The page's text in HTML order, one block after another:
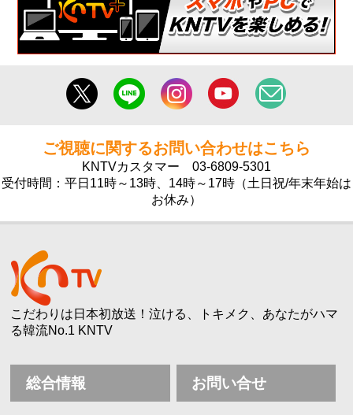
ご視聴に関するお問い合わせはこちら
KNTVカスタマー 03-6809-5301
受付時間：平日11時～13時、14時～17時（土日祝/年末年始は
お休み）
こだわりは日本初放送！泣ける、トキメク、あなたがハマ
る韓流No.1 KNTV
総合情報 お問い合せ